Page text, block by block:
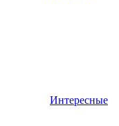
Интересные